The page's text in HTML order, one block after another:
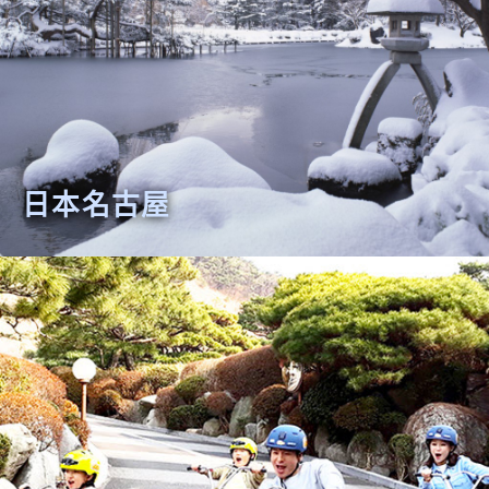
日本名古屋